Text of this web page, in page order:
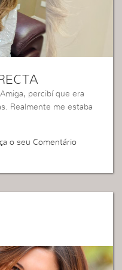
percibí que era
Realmente me estaba
o seu Comentário